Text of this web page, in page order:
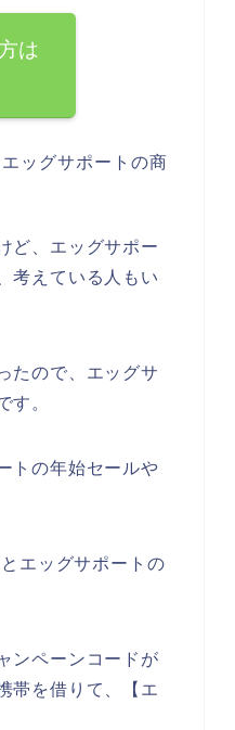
は
ッグサポートの商
ど、エッグサポー
考えている人もい
たので、エッグサ
す。
トの年始セールや
エッグサポートの
ンペーンコードが
帯を借りて、【エ